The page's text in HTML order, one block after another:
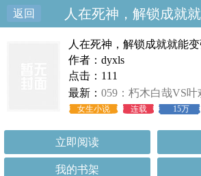
返回 人在死神，解锁成就
人在死神，解锁成就就能
作者：dyxls
点击：111
最新： 059：朽木白哉VS叶
女生小说 连载 15万
立即阅读
我的书架